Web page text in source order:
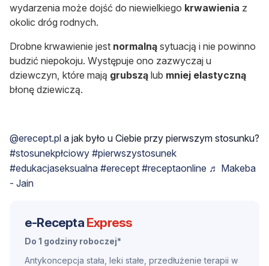
wydarzenia może dojść do niewielkiego krwawienia z
okolic dróg rodnych.
Drobne krwawienie jest normalną sytuacją i nie powinno
budzić niepokoju. Występuje ono zazwyczaj u
dziewczyn, które mają grubszą lub mniej elastyczną
błonę dziewiczą.
@erecept.pl a jak było u Ciebie przy pierwszym stosunku?
#stosunekpłciowy #pierwszystosunek
#edukacjaseksualna #erecept #receptaonline ♬ Makeba
- Jain
e-Recepta Express
Do 1 godziny roboczej*
Antykoncepcja stała, leki stałe, przedłużenie terapii w